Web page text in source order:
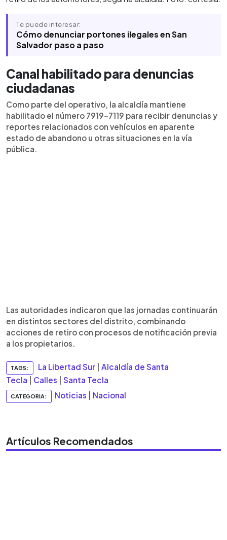
Te puede interesar:
Cómo denunciar portones ilegales en San
Salvador paso a paso
Canal habilitado para denuncias
ciudadanas
Como parte del operativo, la alcaldía mantiene
habilitado el número 7919-7119 para recibir denuncias y
reportes relacionados con vehículos en aparente
estado de abandono u otras situaciones en la vía
pública.
Las autoridades indicaron que las jornadas continuarán
en distintos sectores del distrito, combinando
acciones de retiro con procesos de notificación previa
a los propietarios.
TAGS: La Libertad Sur
Alcaldía de Santa
Tecla
Calles Santa Tecla
CATEGORIA: Noticias Nacional
Artículos Recomendados